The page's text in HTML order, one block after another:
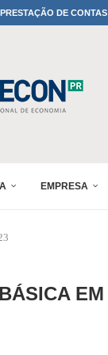
DE CONTAS
EMPRESA
EM